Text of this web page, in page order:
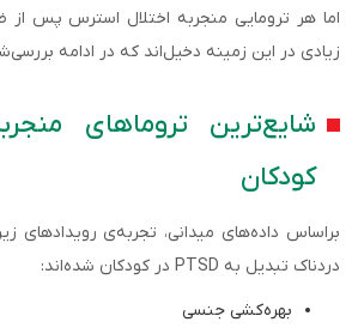
اما هر ترومایی منجربه اختلال استرس پس
زیادی در این زمینه دخیل‌اند که در ادامه
کودکان
براساس داده‌های میدانی، تجربه‌ی رویدادهای
دردناک تبدیل به PTSD در کودکان شده‌اند:
بهره‌کشی جنسی